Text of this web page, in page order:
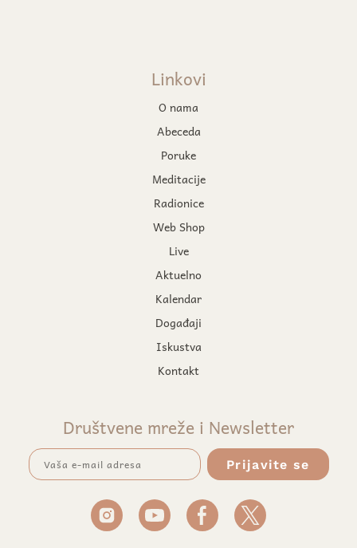
Linkovi
O nama
Abeceda
Poruke
Meditacije
Radionice
Web Shop
Live
Aktuelno
Kalendar
Događaji
Iskustva
Kontakt
Društvene mreže i Newsletter